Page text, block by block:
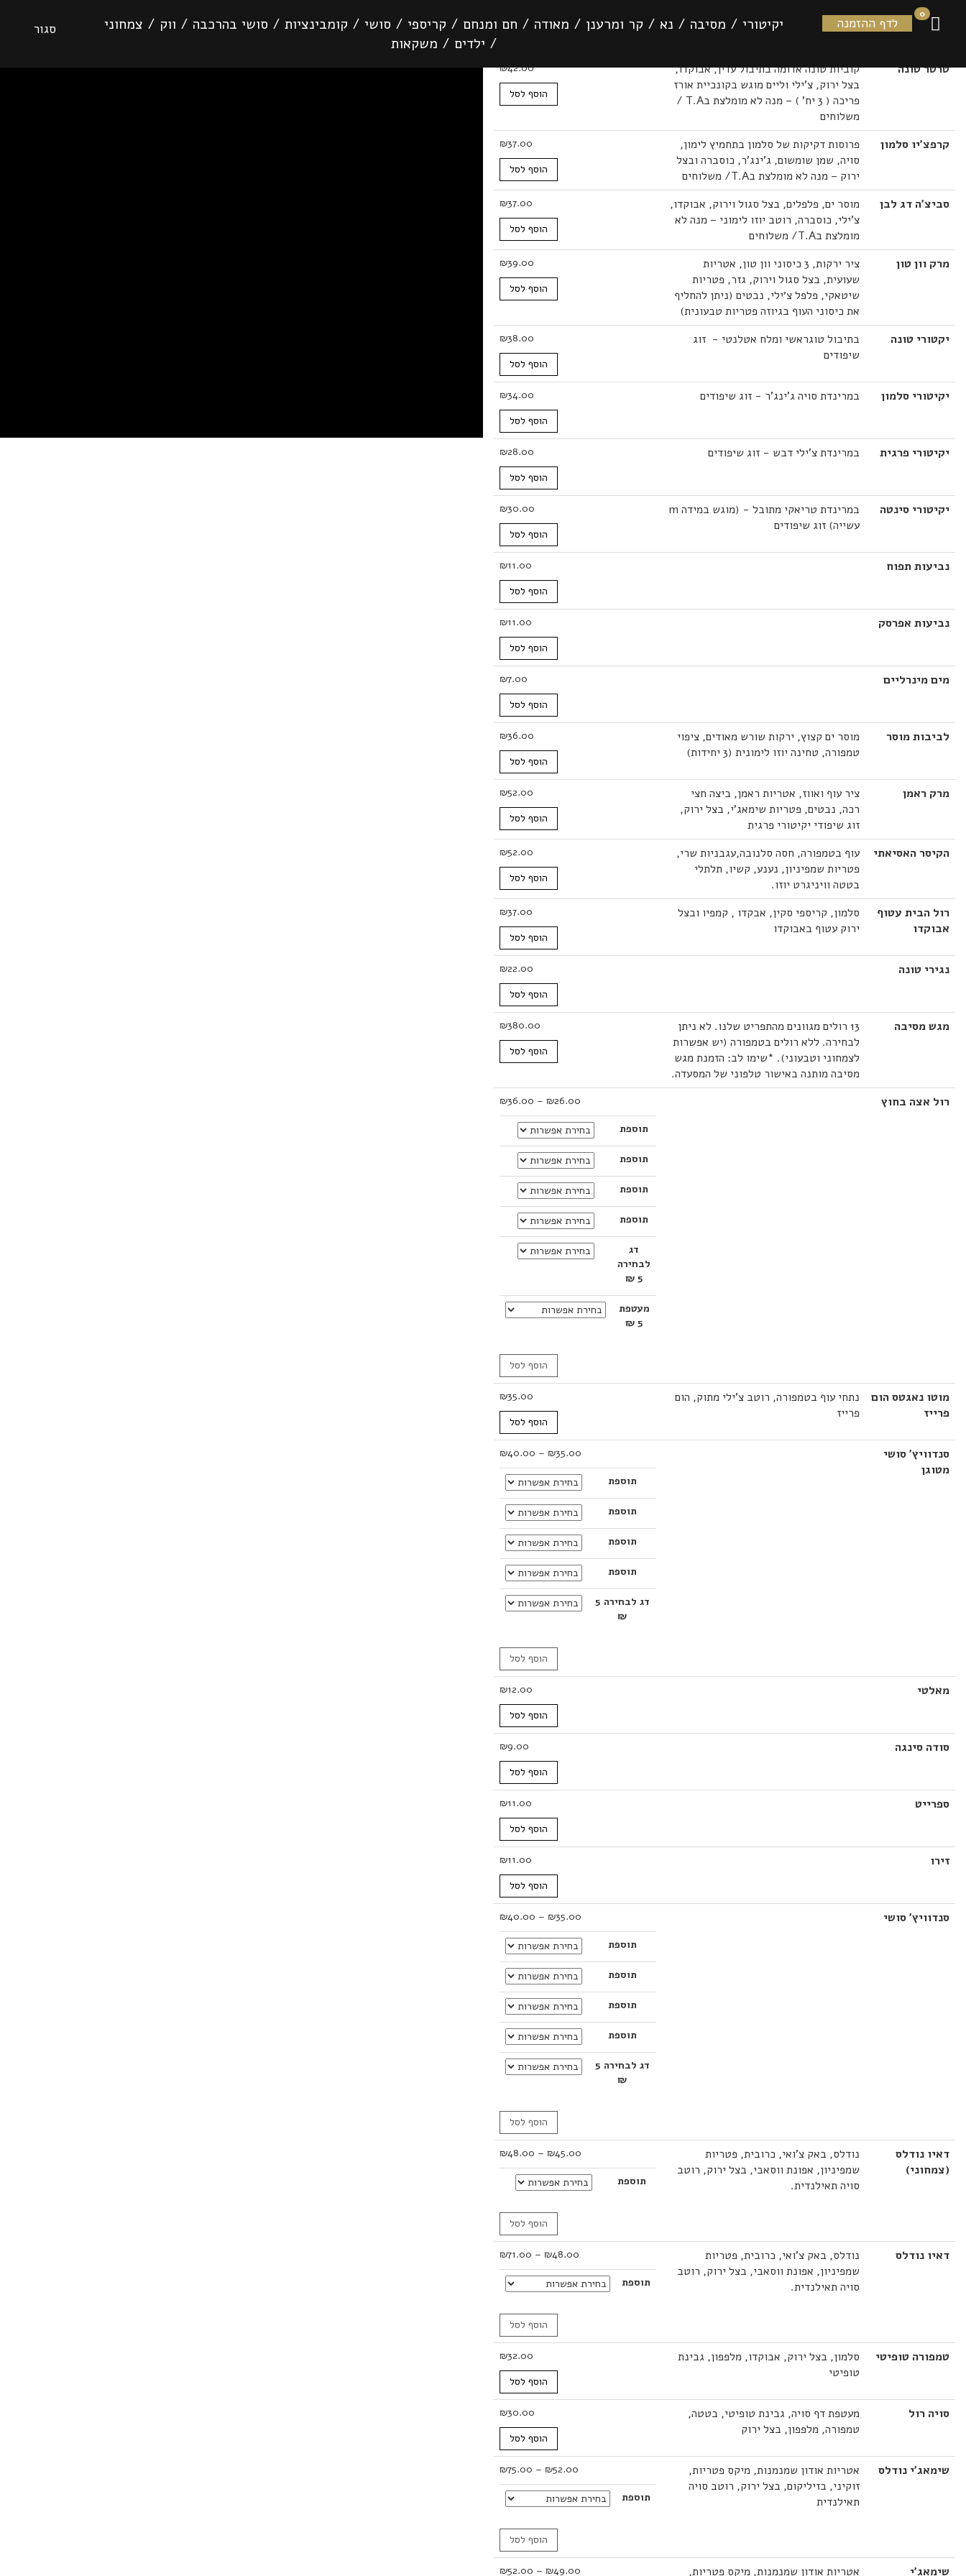
ארכיון ווק — sushimoto
0
לדף ההזמנה יקיטורי/ מסיבה / נא / קר ומרענן / מאודה / חם ומנחם / קריספי/ סושי/ קומבינציות/ סושי בהרכבה / ווק / צמחוני
/ ילדים / משקאות
סגור
טרטר טונה
קוביות טונה אדומה בתיבול עדין, אבוקדו,
בצל ירוק, צ'ילי וליים מוגש בקונכיית אורז
פריכה ( 3 יח' ) – מנה לא מומלצת בT.A /
משלוחים
₪42.00
הוסף לסל
קרפצ'יו סלמון
פרוסות דקיקות של סלמון בתחמיץ לימון,
סויה, שמן שומשום, ג'ינג'ר, כוסברה ובצל
ירוק – מנה לא מומלצת בT.A/ משלוחים
₪37.00
הוסף לסל
סביצ'ה דג לבן
מוסר ים, פלפלים, בצל סגול וירוק, אבוקדו,
צ'ילי, כוסברה, רוטב יוזו לימוני – מנה לא
מומלצת בT.A/ משלוחים
₪37.00
הוסף לסל
מרק וון טון
ציר ירקות, 3 כיסוני וון טון, אטריות
שעועית, בצל סגול וירוק, גזר, פטריות
שיטאקי, פלפל צ׳ילי, נבטים (ניתן להחליף
את כיסוני העוף בגיוזה פטריות טבעונית)
₪39.00
הוסף לסל
יקטורי טונה
בתיבול טוגראשי ומלח אטלנטי - זוג
שיפודים
₪38.00
הוסף לסל
יקיטורי סלמון במרינדת סויה ג'ינג'ר - זוג שיפודים ₪34.00
הוסף לסל
יקיטורי פרגית במרינדת צ'ילי דבש - זוג שיפודים ₪28.00
הוסף לסל
יקיטורי סינטה
במרינדת טריאקי מתובל - (מוגש במידה m
עשייה) זוג שיפודים
₪30.00
הוסף לסל
נביעות תפוח ₪11.00
הוסף לסל
נביעות אפרסק ₪11.00
הוסף לסל
מים מינרליים ₪7.00
הוסף לסל
לביבות מוסר
מוסר ים קצוץ, ירקות שורש מאודים, ציפוי
טמפורה, טחינה יוזו לימונית (3 יחידות)
₪36.00
הוסף לסל
מרק ראמן
ציר עוף ואווז, אטריות ראמן, ביצה חצי
רכה, נבטים, פטריות שימאג'י, בצל ירוק,
זוג שיפודי יקיטורי פרגית
₪52.00
הוסף לסל
הקיסר האסיאתי
עוף בטמפורה, חסה סלנובה,עגבניות שרי,
פטריות שמפיניון, נענע, קשיו, תלתלי
בטטה וויניגרט יוזו.
₪52.00
הוסף לסל
רול הבית עטוף
אבוקדו
סלמון, קריספי סקין, אבקדו , קמפיו ובצל
ירוק עטוף באבוקדו
₪37.00
הוסף לסל
נגירי טונה ₪22.00
הוסף לסל
מגש מסיבה
13 רולים מגוונים מהתפריט שלנו. לא ניתן
לבחירה. ללא רולים בטמפורה (יש אפשרות
לצמחוני וטבעוני). *שימו לב: הזמנת מגש
מסיבה מותנה באישור טלפוני של המסעדה.
₪380.00
הוסף לסל
רול אצה בחוץ ₪26.00
–
₪36.00 טווח
מחירים:
עד
תוספת
תוספת
תוספת
תוספת
דג
לבחירה
5 ₪
מעטפת
5 ₪
הוסף לסל
מוטו נאגטס הום
פרייז
נתחי עוף בטמפורה, רוטב צ'ילי מתוק, הום
פרייז
₪35.00
הוסף לסל
סנדוויץ' סושי
מטוגן
₪35.00
–
₪40.00 טווח
מחירים:
עד
תוספת
תוספת
תוספת
תוספת
דג לבחירה 5
₪
הוסף לסל
מאלטי ₪12.00
הוסף לסל
סודה סינגה ₪9.00
הוסף לסל
ספרייט ₪11.00
הוסף לסל
זירו ₪11.00
הוסף לסל
סנדוויץ' סושי ₪35.00
–
₪40.00 טווח
מחירים:
עד
תוספת
תוספת
תוספת
תוספת
דג לבחירה 5
₪
הוסף לסל
דאיו נודלס
(צמחוני)
נודלס, באק צ'ואי, כרובית, פטריות
שמפיניון, אפונת ווסאבי, בצל ירוק, רוטב
סויה תאילנדית.
₪45.00
–
₪48.00 טווח
מחירים:
תוספת
הוסף לסל
דאיו נודלס
נודלס, באק צ'ואי, כרובית, פטריות
שמפיניון, אפונת ווסאבי, בצל ירוק, רוטב
סויה תאילנדית.
₪48.00
–
₪71.00 טווח
מחירים:
תוספת
הוסף לסל
טמפורה טופיטי
סלמון, בצל ירוק, אבוקדו, מלפפון, גבינת
טופיטי
₪32.00
הוסף לסל
סויה רול
מעטפת דף סויה, גבינת טופיטי, בטטה,
טמפורה, מלפפון, בצל ירוק
₪30.00
הוסף לסל
שימאג'י נודלס
אטריות אודון שמנמנות, מיקס פטריות,
זוקיני, בזיליקום, בצל ירוק, רוטב סויה
תאילנדית
₪52.00
–
₪75.00 טווח
מחירים:
תוספת
הוסף לסל
שימאג'י אטריות אודון שמנמנות, מיקס פטריות, ₪49.00
–
₪52.00 טווח